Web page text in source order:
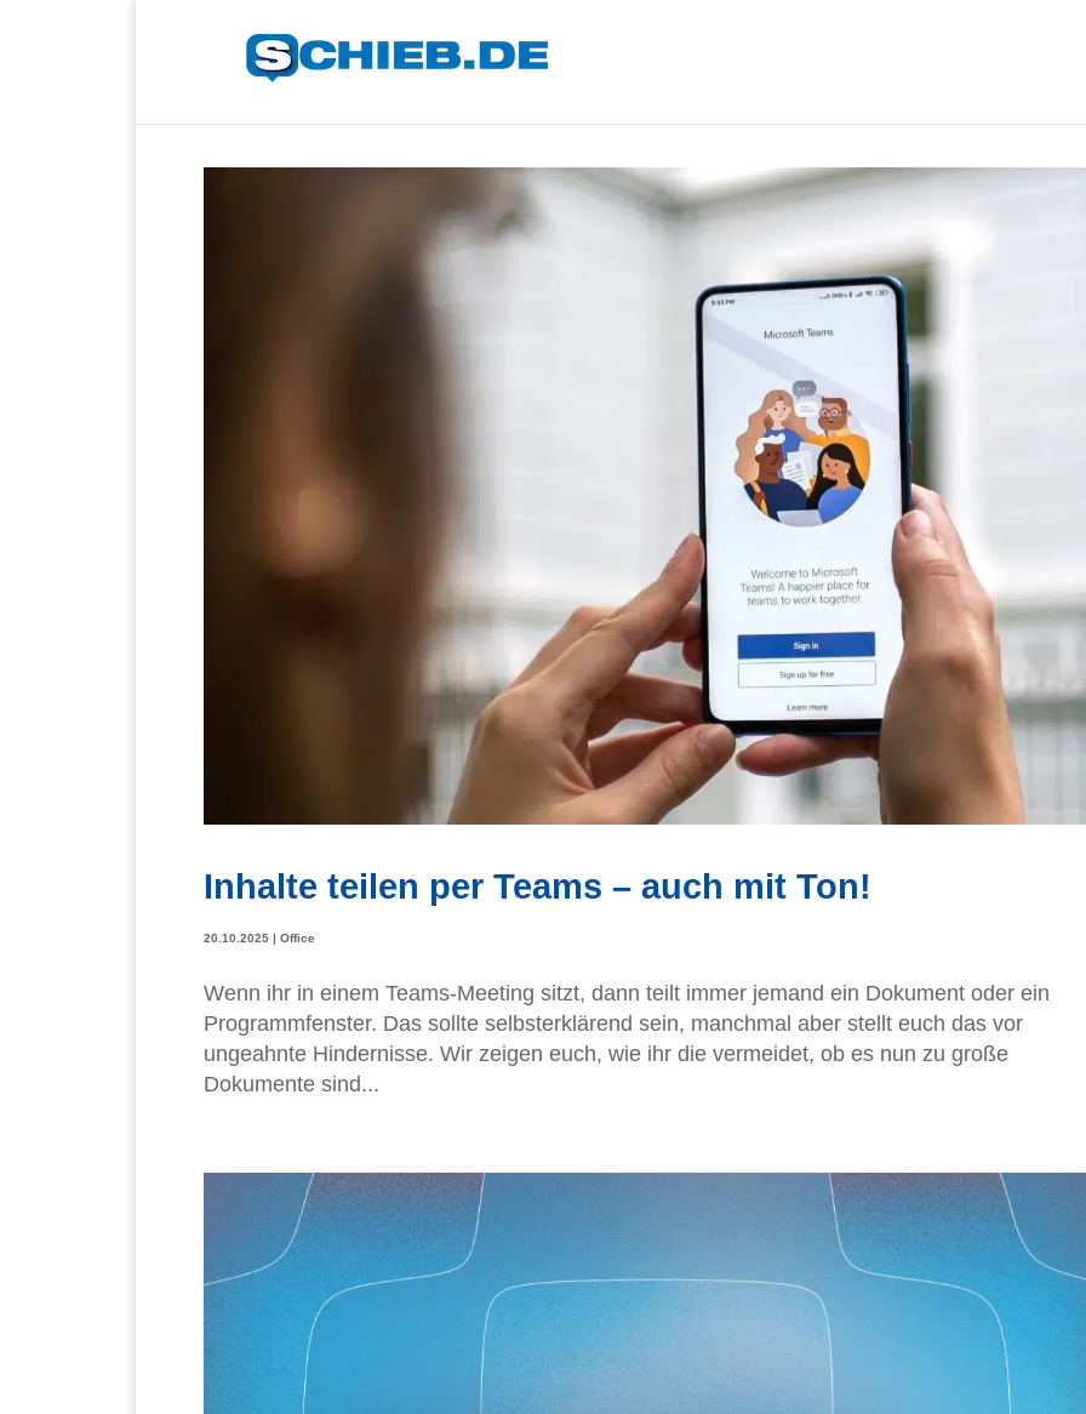
Inhalte teilen per Teams – auch mit Ton!
20.10.2025 | Office
Wenn ihr in einem Teams-Meeting sitzt, dann teilt immer jemand ein Dokument oder ein
Programmfenster. Das sollte selbsterklärend sein, manchmal aber stellt euch das vor
ungeahnte Hindernisse. Wir zeigen euch, wie ihr die vermeidet, ob es nun zu große
Dokumente sind...